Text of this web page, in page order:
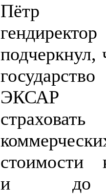
Пётр
подчеркнул,
ЭКСАР
стоимости
и до